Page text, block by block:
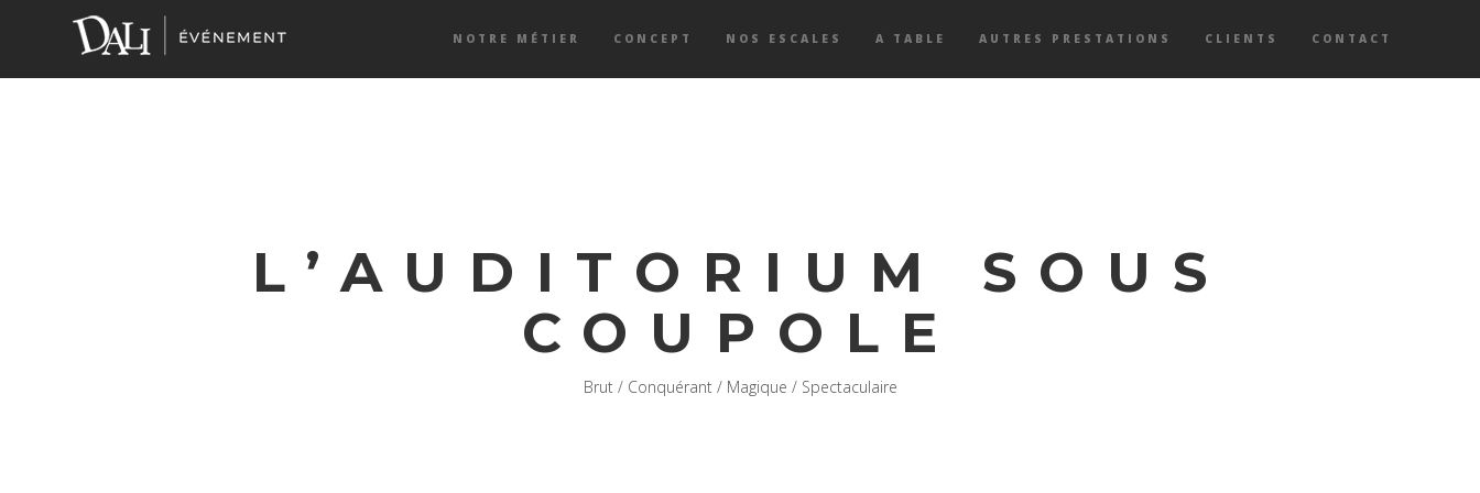
NOTRE MÉTIER CONCEPT NOS ESCALES A TABLE AUTRES PRESTATIONS CLIENTS CONTACT
L’AUDITORIUM SOUS
COUPOLE
Brut / Conquérant / Magique / Spectaculaire